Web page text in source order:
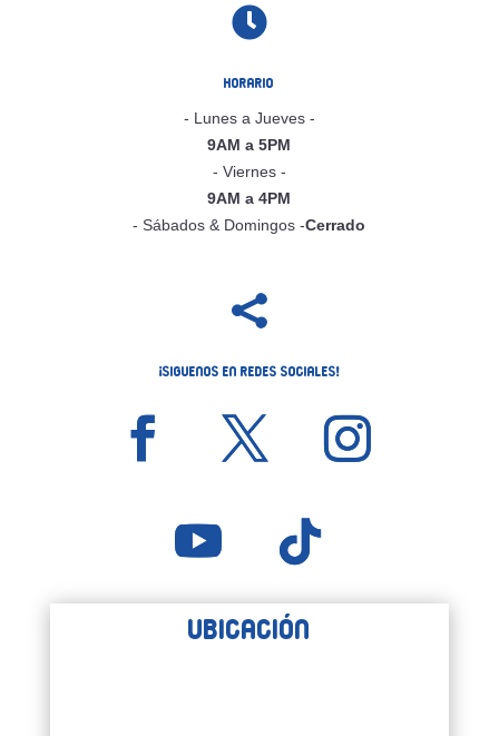

Horario
- Lunes a Jueves -
9AM a 5PM
- Viernes -
9AM a 4PM
- Sábados & Domingos -Cerrado

¡Siguenos en Redes Sociales!
Ubicación